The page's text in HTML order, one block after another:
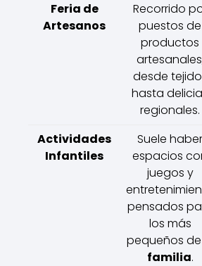
Feria de
Artesanos
Recorrido
puestos de
productos
desde
hasta
regionales.
Actividades
Infantiles
Suele haber
espacios
juegos y
pensados
los más
pequeños
familia.